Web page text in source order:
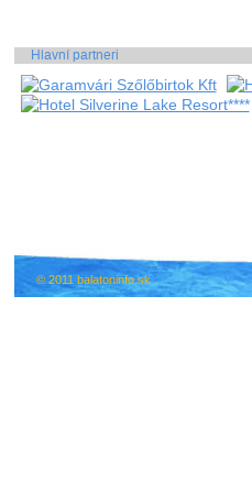
Hlavní partneri
© 2011 balatoninfo.sk